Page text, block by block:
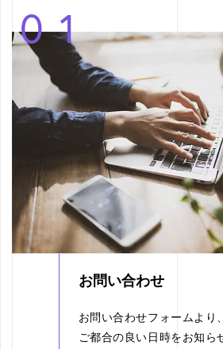
01
お問い合わせ
お問い合わせフォームより
ご都合の良い日時をお知ら